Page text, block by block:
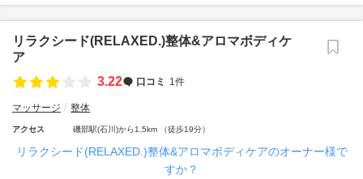
リラクシード(RELAXED.)整体&アロマボディケ
ア
3.22
口コミ 1件
マッサージ 整体
アクセス 磯部駅(石川)から1.5km （徒歩19分）
リラクシード(RELAXED.)整体&アロマボディケアのオーナー様で
すか？